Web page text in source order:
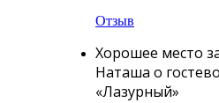
Отзыв
Хорошее место
Наташа о
«Лазурный»